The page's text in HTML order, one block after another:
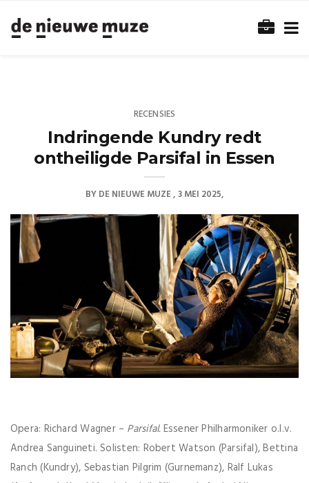
RECENSIES
Indringende Kundry redt
ontheiligde Parsifal in Essen
BYDE NIEUWE MUZE 3 MEI 2025
Opera: Richard Wagner – Parsifal. Essener Philharmoniker o.l.v.
Andrea Sanguineti. Solisten: Robert Watson (Parsifal), Bettina
Ranch (Kundry), Sebastian Pilgrim (Gurnemanz), Ralf Lukas